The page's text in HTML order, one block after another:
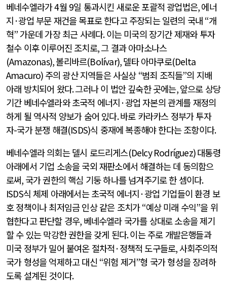
베네수엘라가4월 9일 통과시킨 새로운 포괄적 광업법은,에너
지 ·광업 부문 재건을 목표로 한다고 주장되는 일련의 국내 “개
혁”가운데 가장 최근 사례다.이는 미국의 장기간 제재와 투자
철수 이후 이루어진 조치로,그 결과 아마소나스
(Amazonas),볼리바르(Bolívar),델타 아마쿠로(Delta
Amacuro) 주의 광산 지역들은 사실상 “범죄 조직들”의 지배
아래 방치되어 왔다.그러나 이 법안 깊숙한 곳에는,앞으로 상당
기간 베네수엘라와 초국적 에너지 ·광업 자본의 관계를 재정의
하게 될 역사적 양보가 숨어 있다.바로 카라카스 정부가 투자
자-국가 분쟁 해결(ISDS)식 중재에 복종해야 한다는 조항이다.
베네수엘라 의회는 델시 로드리게스(Delcy Rodríguez)대통령
아래에서 기업 소송을 국외 재판소에서 해결하는 데 동의함으
로써, 국가 권한의 핵심 기둥 하나를 넘겨주기로 한 셈이다.
ISDS식 체제 아래에서는 초국적 에너지 ·광업 기업들이 환경 보
호 정책이나 최저임금 인상 같은 조치가“예상 미래 수익”을 위
협한다고 판단할 경우, 베네수엘라 국가를 상대로 소송을 제기
할 수 있는 막강한 권한을 갖게 된다.이는 주로 개발은행들과
미국 정부가 밀어 붙여온 절차적 ·정책적 도구들로,사회주의적
국가 형성을 억제하고 대신 “위험 제거”형 국가 형성을 장려하
도록 설계된 것이다.